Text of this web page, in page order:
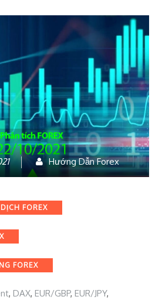
Hướng Dẫn Forex
FOREX
FOREX
,DAX,EUR/GBP,EUR/JPY,